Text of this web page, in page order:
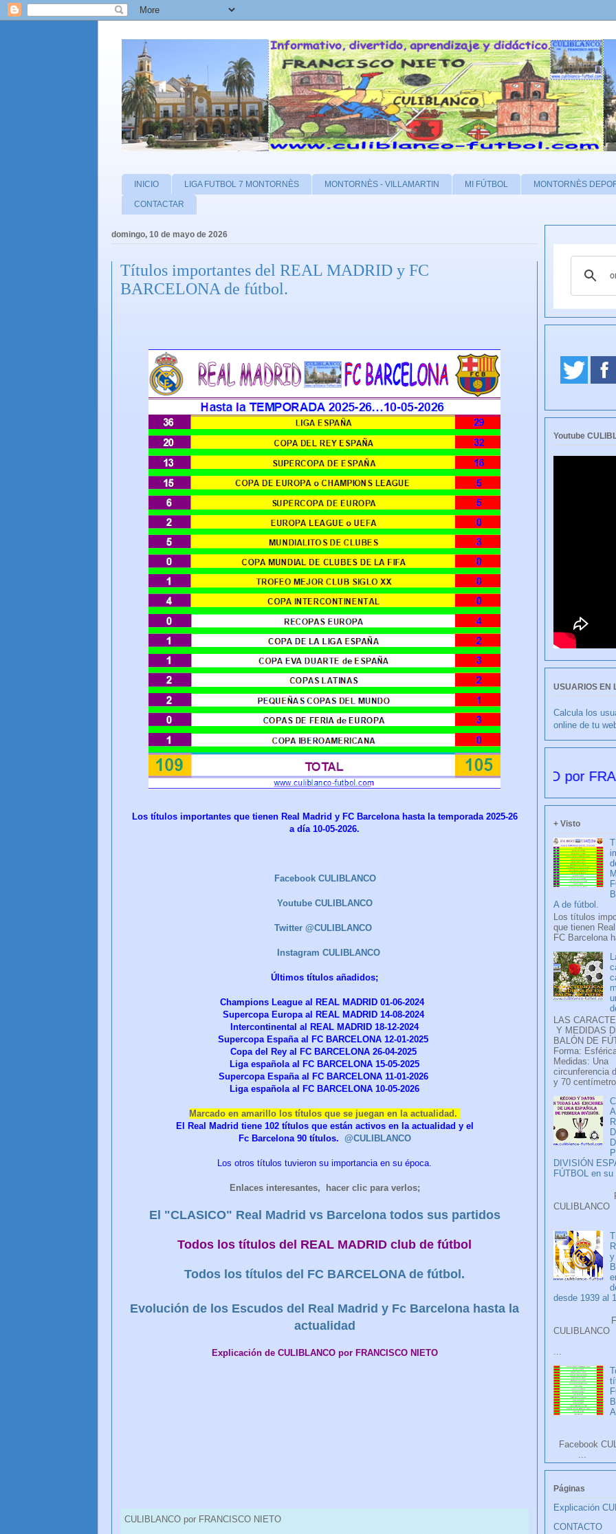
INICIO LIGA FUTBOL 7 MONTORNÈS MONTORNÈS - VILLAMARTIN MI FÚTBOL MONTORNÈS
CONTACTAR
domingo, 10 de mayo de 2026
Títulos importantes del REAL MADRID y FC
BARCELONA de fútbol.
Los títulos importantes que tienen Real Madrid y FC Barcelona hasta la temporada 2025-26
a día 10-05-2026.
Facebook CULIBLANCO
Youtube CULIBLANCO
Twitter @CULIBLANCO
Instagram CULIBLANCO
Últimos títulos añadidos;
Champions League al REAL MADRID 01-06-2024
Supercopa Europa al REAL MADRID 14-08-2024
Intercontinental al REAL MADRID 18-12-2024
Supercopa España al FC BARCELONA 12-01-2025
Copa del Rey al FC BARCELONA 26-04-2025
Liga española al FC BARCELONA 15-05-2025
Supercopa España al FC BARCELONA 11-01-2026
Liga española al FC BARCELONA 10-05-2026
Marcado en amarillo los títulos que se juegan en la actualidad.
El Real Madrid tiene 102 títulos que están activos en la actualidad y el
Fc Barcelona 90 títulos. @CULIBLANCO
Los otros títulos tuvieron su importancia en su época.
Enlaces interesantes, hacer clic para verlos;
El "CLASICO" Real Madrid vs Barcelona todos sus partidos
Todos los títulos del REAL MADRID club de fútbol
Todos los títulos del FC BARCELONA de fútbol.
Evolución de los Escudos del Real Madrid y Fc Barcelona hasta la
actualidad
Explicación de CULIBLANCO por FRANCISCO NIETO
CULIBLANCO por FRANCISCO NIETO
Youtube
USUARIOS EN
Calcula los
online de tu
CULIBLANCO por
+ Visto
A de fútbol.
Los títulos
que tienen
FC Barcelona
LAS
Y MEDIDAS
BALÓN DE
Forma:
Medidas: Una
circunferencia
y 70
DIVISIÓN
FÚTBOL en su
y
desde 1939 al
Facebook
...
Páginas
Explicación
CONTACTO